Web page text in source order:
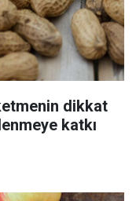
dikkat
katkı